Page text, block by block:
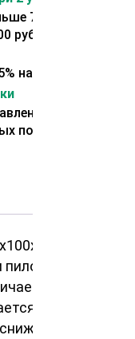
70 км от склада.
рублей.
на второй заказ
отсрочки
покупателей.
ГОСТ
От
внешним
небольшой